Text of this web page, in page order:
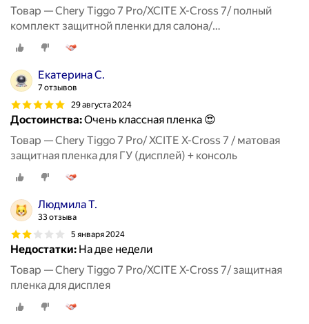
Товар — Chery Tiggo 7 Pro/XCITE X-Cross 7/ полный
комплект защитной пленки для салона/
дисплей+консоль+гу+климат
Екатерина С.
7 отзывов
29 августа 2024
Достоинства:Очень классная пленка 😍
Товар — Chery Tiggo 7 Pro/ XCITE X-Cross 7 / матовая
защитная пленка для ГУ (дисплей) + консоль
Людмила Т.
33 отзыва
5 января 2024
Недостатки: На две недели
Товар — Chery Tiggo 7 Pro/XCITE X-Cross 7/ защитная
пленка для дисплея